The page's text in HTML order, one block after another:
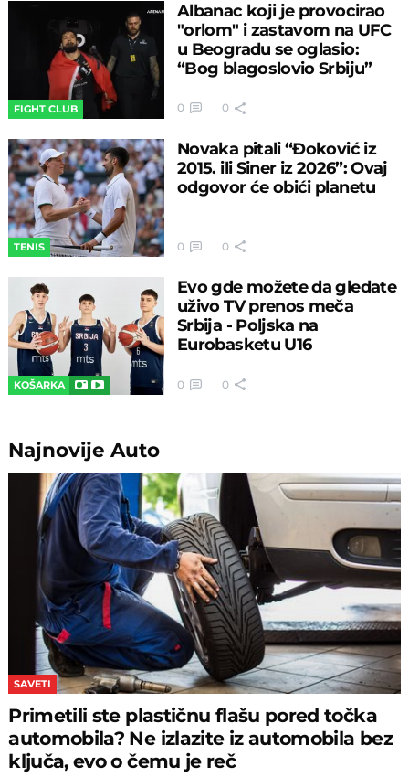
FIGHT CLUB
Albanac koji je provocirao
"orlom" i zastavom na UFC
u Beogradu se oglasio:
“Bog blagoslovio Srbiju”
0 0
TENIS
Novaka pitali “Đoković iz
2015. ili Siner iz 2026”: Ovaj
odgovor će obići planetu
0 0
KOŠARKA
Evo gde možete da gledate
uživo TV prenos meča
Srbija - Poljska na
Eurobasketu U16
0 0
NajnovijeAuto
SAVETI
Primetili ste plastičnu flašu pored točka
automobila? Ne izlazite iz automobila bez
ključa, evo o čemu je reč